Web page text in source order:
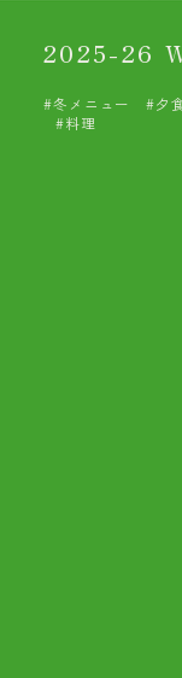
2025-26
#冬メニュー #夕
#料理